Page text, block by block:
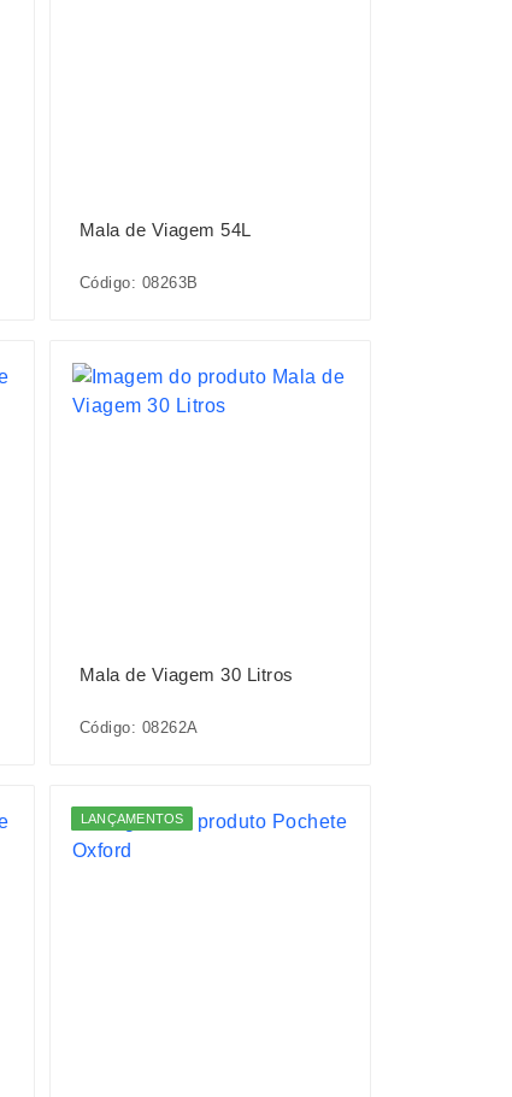
Mala de Viagem 54L
Código: 08263B
Mala de Viagem 30 Litros
Código: 08262A
LANÇAMENTOS